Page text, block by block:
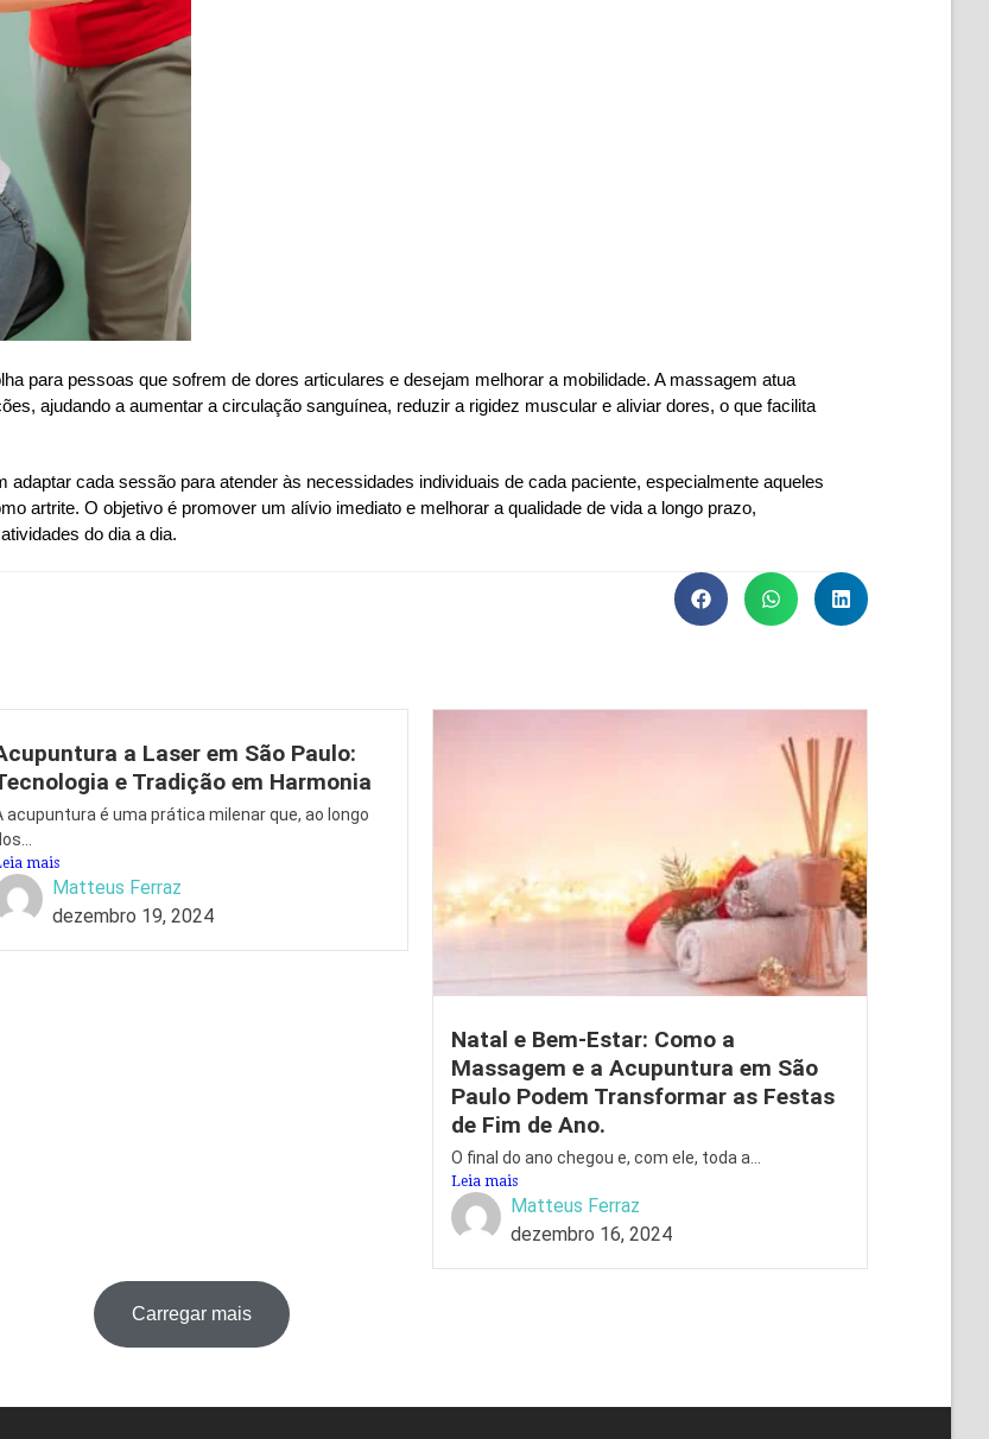
para pessoas que sofrem de dores articulares e desejam melhorar a mobilidade. A massagem atua
ajudando a aumentar a circulação sanguínea, reduzir a rigidez muscular e aliviar dores, o que facilita
cada sessão para atender às necessidades individuais de cada paciente, especialmente aqueles
artrite. O objetivo é promover um alívio imediato e melhorar a qualidade de vida a longo prazo,
do dia a dia.
a Laser em São Paulo:
e Tradição em Harmonia
acupuntura é uma prática milenar que, ao longo
mais
Matteus Ferraz
dezembro 19, 2024
Natal e Bem-Estar: Como a
Massagem e a Acupuntura em São
Paulo Podem Transformar as Festas
de Fim de Ano.
O final do ano chegou e, com ele, toda a...
Leia mais
Matteus Ferraz
dezembro 16, 2024
Carregar mais